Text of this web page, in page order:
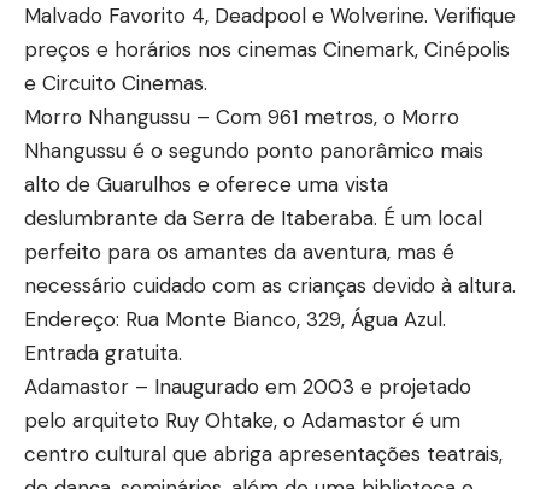
Malvado Favorito 4, Deadpool e Wolverine. Verifique
preços e horários nos cinemas Cinemark, Cinépolis
e Circuito Cinemas.
Morro Nhangussu – Com 961 metros, o Morro
Nhangussu é o segundo ponto panorâmico mais
alto de Guarulhos e oferece uma vista
deslumbrante da Serra de Itaberaba. É um local
perfeito para os amantes da aventura, mas é
necessário cuidado com as crianças devido à altura.
Endereço: Rua Monte Bianco, 329, Água Azul.
Entrada gratuita.
Adamastor – Inaugurado em 2003 e projetado
pelo arquiteto Ruy Ohtake, o Adamastor é um
centro cultural que abriga apresentações teatrais,